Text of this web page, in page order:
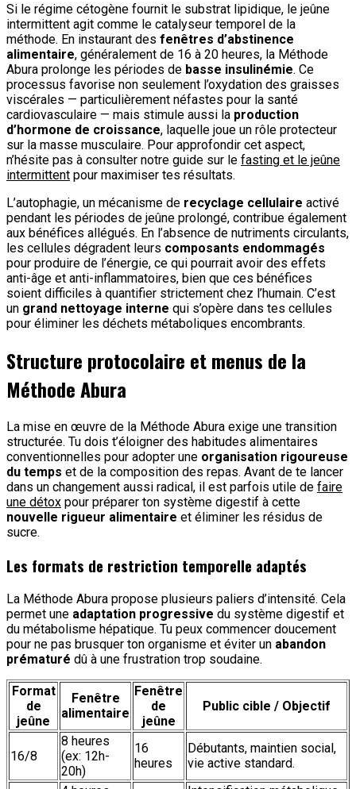
Si le régime cétogène fournit le substrat lipidique, le jeûne
intermittent agit comme le catalyseur temporel de la
méthode. En instaurant des fenêtres d’abstinence
alimentaire, généralement de 16 à 20 heures, la Méthode
Abura prolonge les périodes de basse insulinémie. Ce
processus favorise non seulement l’oxydation des graisses
viscérales — particulièrement néfastes pour la santé
cardiovasculaire — mais stimule aussi la production
d’hormone de croissance, laquelle joue un rôle protecteur
sur la masse musculaire. Pour approfondir cet aspect,
n’hésite pas à consulter notre guide sur le fasting et le jeûne
intermittent pour maximiser tes résultats.
L’autophagie, un mécanisme de recyclage cellulaire activé
pendant les périodes de jeûne prolongé, contribue également
aux bénéfices allégués. En l’absence de nutriments circulants,
les cellules dégradent leurs composants endommagés
pour produire de l’énergie, ce qui pourrait avoir des effets
anti-âge et anti-inflammatoires, bien que ces bénéfices
soient difficiles à quantifier strictement chez l’humain. C’est
un grand nettoyage interne qui s’opère dans tes cellules
pour éliminer les déchets métaboliques encombrants.
Structure protocolaire et menus de la
Méthode Abura
La mise en œuvre de la Méthode Abura exige une transition
structurée. Tu dois t’éloigner des habitudes alimentaires
conventionnelles pour adopter une organisation rigoureuse
du temps et de la composition des repas. Avant de te lancer
dans un changement aussi radical, il est parfois utile de faire
une détox pour préparer ton système digestif à cette
nouvelle rigueur alimentaire et éliminer les résidus de
sucre.
Les formats de restriction temporelle adaptés
La Méthode Abura propose plusieurs paliers d’intensité. Cela
permet une adaptation progressive du système digestif et
du métabolisme hépatique. Tu peux commencer doucement
pour ne pas brusquer ton organisme et éviter un abandon
prématuré dû à une frustration trop soudaine.
Format
de
jeûne
Fenêtre
alimentaire
Fenêtre
de
jeûne
Public cible / Objectif
16/8
8 heures
(ex: 12h-
20h)
16
heures
Débutants, maintien social,
vie active standard.